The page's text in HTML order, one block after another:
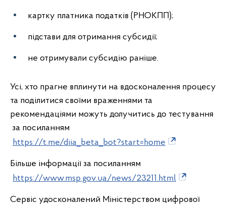
картку платника податків (РНОКПП);
підстави для отримання субсидії;
не отримували субсидію раніше.
Усі, хто прагне вплинути на вдосконалення процесу
та поділитися своїми враженнями та
рекомендаціями можуть долучитись до тестування
за посиланням
https://t.me/diia_beta_bot?start=home
Більше інформації за посиланням
https://www.msp.gov.ua/news/23211.html
Сервіс удосконалений Міністерством цифрової